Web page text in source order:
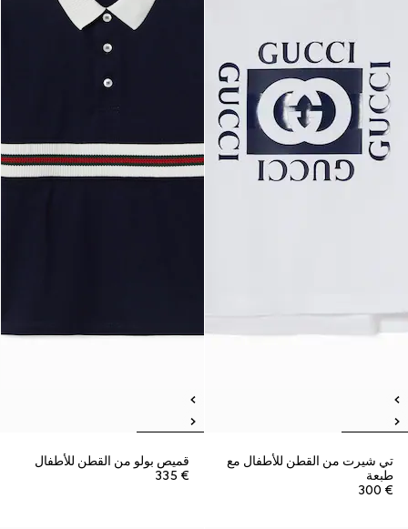
تي شيرت من القطن للأطفال مع
طبعة
€ 300
قميص بولو من القطن للأطفال
€ 335